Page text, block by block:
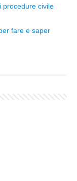
procedure civile
fare e saper